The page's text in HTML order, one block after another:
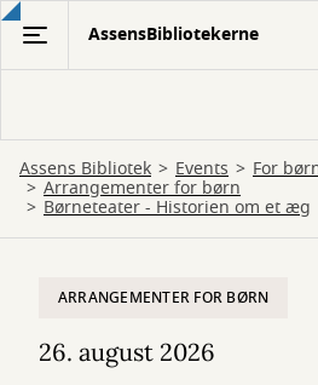
Gå
hovedindhold
AssensBibliotekerne
Assens Bibliotek Events For
Arrangementer for børn
Børneteater - Historien om et æg
ARRANGEMENTER FOR BØRN
26. august 2026